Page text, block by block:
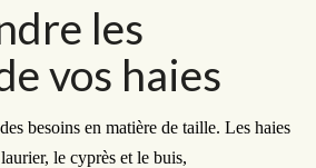
les
vos haies
besoins en matière de taille. Les haies
le cyprès et le buis,